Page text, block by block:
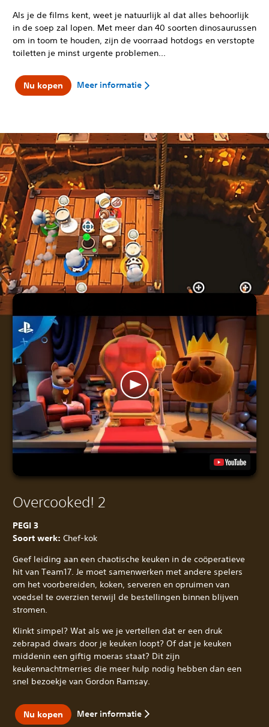
Als je de films kent, weet je natuurlijk al dat alles behoorlijk
in de soep zal lopen. Met meer dan 40 soorten dinosaurussen
om in toom te houden, zijn de voorraad hotdogs en verstopte
toiletten je minst urgente problemen...
Nu kopen Meer informatie
Overcooked! 2
PEGI 3
Soort werk: Chef-kok
Geef leiding aan een chaotische keuken in de coöperatieve
hit van Team17. Je moet samenwerken met andere spelers
om het voorbereiden, koken, serveren en opruimen van
voedsel te overzien terwijl de bestellingen binnen blijven
stromen.
Klinkt simpel? Wat als we je vertellen dat er een druk
zebrapad dwars door je keuken loopt? Of dat je keuken
middenin een giftig moeras staat? Dit zijn
keukennachtmerries die meer hulp nodig hebben dan een
snel bezoekje van Gordon Ramsay.
Nu kopen Meer informatie